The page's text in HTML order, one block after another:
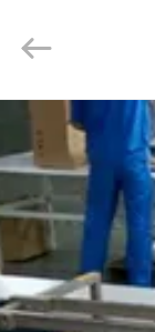
HOGAR
SOBRE
Technology
Co.,Ltd.
Reserved.